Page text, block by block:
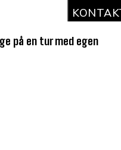
på en tur med egen